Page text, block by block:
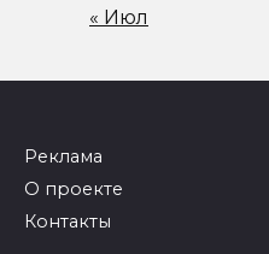
« Июл
Реклама
О проекте
Контакты